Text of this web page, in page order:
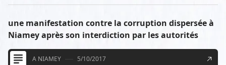
une manifestation contre la corruption dispersée à
Niamey après son interdiction par les autorités
A NIAMEY 5/10/2017